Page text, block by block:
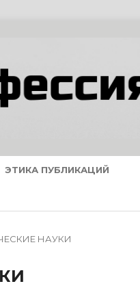
ЭТИКА ПУБЛИКАЦИЙ
НАУКИ